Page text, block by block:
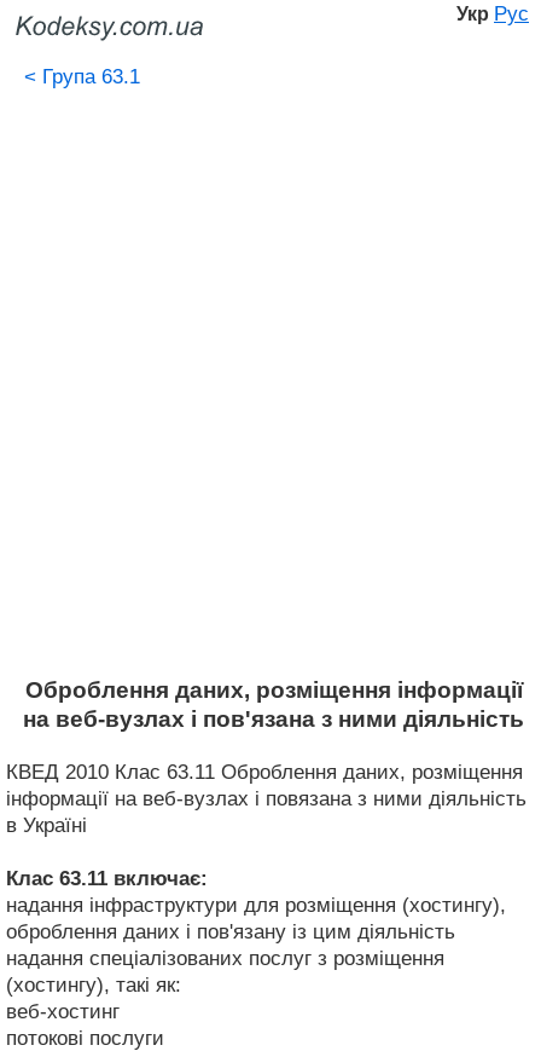
Укр Рус
< Група 63.1
Оброблення даних, розміщення інформації
на веб-вузлах і пов'язана з ними діяльність
КВЕД 2010 Клас 63.11 Оброблення даних, розміщення
інформації на веб-вузлах і повязана з ними діяльність
в Україні
Клас 63.11 включає:
надання інфраструктури для розміщення (хостингу),
оброблення даних і пов'язану із цим діяльність
надання спеціалізованих послуг з розміщення
(хостингу), такі як:
веб-хостинг
потокові послуги